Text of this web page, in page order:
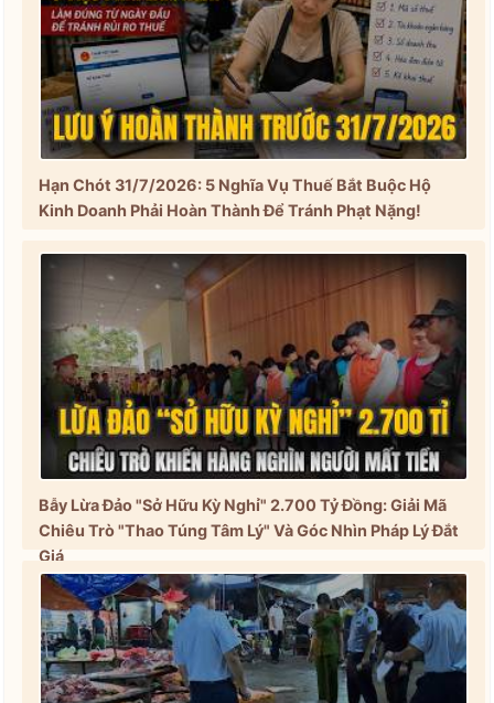
Hạn Chót 31/7/2026: 5 Nghĩa Vụ Thuế Bắt Buộc Hộ
Kinh Doanh Phải Hoàn Thành Để Tránh Phạt Nặng!
Bẫy Lừa Đảo "Sở Hữu Kỳ Nghỉ" 2.700 Tỷ Đồng: Giải Mã
Chiêu Trò "Thao Túng Tâm Lý" Và Góc Nhìn Pháp Lý Đắt
Giá